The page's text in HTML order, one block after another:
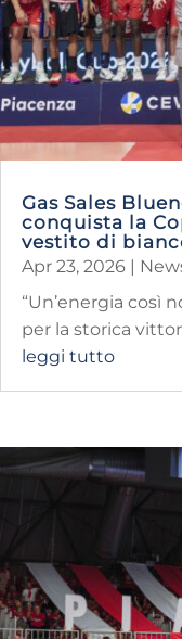
Gas Sales
conquista la
vestito di
Apr 23, 2026 |
“Un’energia così
per la storica
leggi tutto